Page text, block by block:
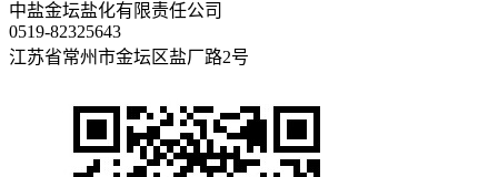
中盐金坛盐化有限责任公司
0519-82325643
江苏省常州市金坛区盐厂路2号